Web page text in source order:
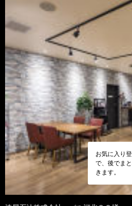
お気に入り
で、後でま
きます。